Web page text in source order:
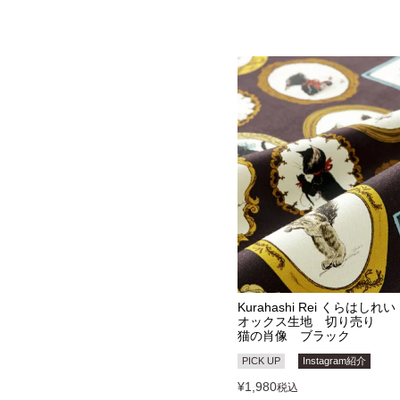
Kurahashi Rei くらはしれい
オックス生地 切り売り
猫の肖像 ブラック
PICK UP Instagram紹介
¥1,980税込